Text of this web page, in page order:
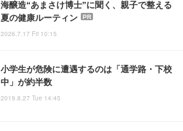
海醸造“あまさけ博士”に聞く、親子で整える
夏の健康ルーティン
PR
2026.7.17 Fri 10:15
小学生が危険に遭遇するのは「通学路・下校
中」が約半数
2019.8.27 Tue 14:45